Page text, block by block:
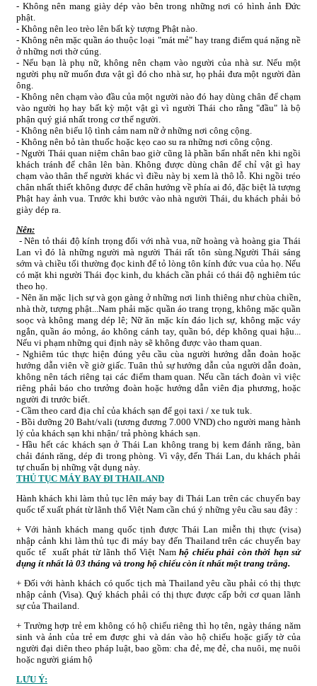
- Không nên mang giày dép vào bên trong những nơi có hình ảnh Đức
phật.
- Không nên leo trèo lên bất kỳ tượng Phật nào.
- Không nên mặc quần áo thuộc loại "mát mẻ" hay trang điểm quá nặng nề
ở những nơi thờ cúng.
- Nếu bạn là phụ nữ, không nên chạm vào người của nhà sư. Nếu một
người phụ nữ muốn đưa vật gì đó cho nhà sư, họ phải đưa một người đàn
ông.
- Không nên chạm vào đầu của một người nào đó hay dùng chân để chạm
vào người họ hay bất kỳ một vật gì vì người Thái cho rằng "đầu" là bộ
phận quý giá nhất trong cơ thể người.
- Không nên biểu lộ tình cảm nam nữ ở những nơi công cộng.
- Không nên bỏ tàn thuốc hoặc kẹo cao su ra những nơi công cộng.
- Người Thái quan niệm chân bao giờ cũng là phần bẩn nhất nên khi ngồi
khách tránh để chân lên bàn. Không được dùng chân để chỉ vật gì hay
chạm vào thân thể người khác vì điều này bị xem là thô lỗ. Khi ngồi tréo
chân nhất thiết không được để chân hướng về phía ai đó, đặc biệt là tượng
Phật hay ảnh vua. Trước khi bước vào nhà người Thái, du khách phải bỏ
giày dép ra.
Nên:
- Nên tỏ thái độ kính trọng đối với nhà vua, nữ hoàng và hoàng gia Thái
Lan vì đó là những người mà người Thái rất tôn sùng.Người Thái sáng
sớm và chiều tối thường đọc kinh để tỏ lòng tôn kính đức vua của họ. Nếu
có mặt khi người Thái đọc kinh, du khách cần phải có thái độ nghiêm túc
theo họ.
- Nên ăn mặc lịch sự và gọn gàng ở những nơi linh thiêng như chùa chiền,
nhà thờ, tượng phật...Nam phải mặc quần áo trang trọng, không mặc quần
soọc và không mang dép lê; Nữ ăn mặc kín đáo lịch sự, không mặc váy
ngắn, quần áo mỏng, áo không cánh tay, quần bó, dép không quai hậu...
Nếu vi phạm những qui định này sẽ không được vào tham quan.
- Nghiêm túc thực hiện đúng yêu cầu cùa người hướng dẫn đoàn hoặc
hướng dẫn viên về giờ giấc. Tuân thủ sự hướng dẫn của người dẫn đoàn,
không nên tách riêng tại các điểm tham quan. Nếu cần tách đoàn vì việc
riêng phải báo cho trưởng đoàn hoặc hướng dẫn viên địa phương, hoặc
người đi trước biết.
- Cầm theo card địa chỉ của khách sạn để gọi taxi / xe tuk tuk.
- Bồi dưỡng 20 Baht/vali (tương đương 7.000 VND) cho người mang hành
lý của khách sạn khi nhận/ trả phòng khách sạn.
- Hầu hết các khách sạn ở Thái Lan không trang bị kem đánh răng, bàn
chải đánh răng, dép đi trong phòng. Vì vậy, đến Thái Lan, du khách phải
tự chuẩn bị những vật dụng này.
THỦ TỤC MÁY BAY ĐI THAILAND
Hành khách khi làm thủ tục lên máy bay đi Thái Lan trên các chuyến bay
quốc tế xuất phát từ lãnh thổ Việt Nam cần chú ý những yêu cầu sau đây :
+ Với hành khách mang quốc tịnh được Thái Lan miễn thị thực (visa)
nhập cảnh khi làm thủ tục đi máy bay đến Thailand trên các chuyến bay
quốc tế xuất phát từ lãnh thổ Việt Nam hộ chiếu phải còn thời hạn sử
dụng ít nhất là 03 tháng và trong hộ chiếu còn ít nhất một trang trắng.
+ Đối với hành khách có quốc tịch mà Thailand yêu cầu phải có thị thực
nhập cảnh (Visa). Quý khách phải có thị thực được cấp bởi cơ quan lãnh
sự của Thailand.
+ Trường hợp trẻ em không có hộ chiếu riêng thì họ tên, ngày tháng năm
sinh và ảnh của trẻ em được ghi và dán vào hộ chiếu hoặc giấy tờ của
người đại diên theo pháp luật, bao gồm: cha đẻ, mẹ đẻ, cha nuôi, mẹ nuôi
hoặc người giám hộ
LƯU Ý: